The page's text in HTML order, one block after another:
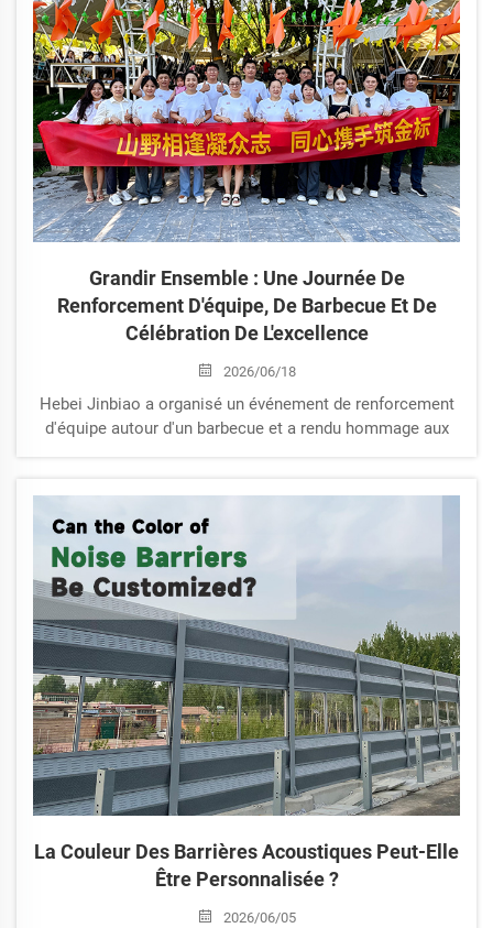
Grandir Ensemble : Une Journée De
Renforcement D'équipe, De Barbecue Et De
Célébration De L'excellence
2026/06/18
Hebei Jinbiao a organisé un événement de renforcement
d'équipe autour d'un barbecue et a rendu hommage aux
sur les personnes nous permet de fournir des produits
fiables et un service de confiance à l’échelle mondiale.
La Couleur Des Barrières Acoustiques Peut-Elle
Être Personnalisée ?
2026/06/05